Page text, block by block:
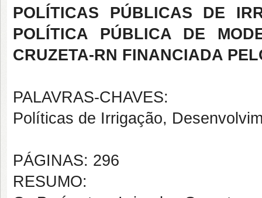
POLÍTICAS PÚBLICAS DE
POLÍTICA PÚBLICA DE
CRUZETA-RN FINANCIADA
PALAVRAS-CHAVES:
Políticas de Irrigação,
PÁGINAS: 296
RESUMO: